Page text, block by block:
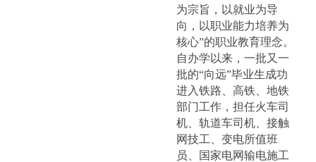
为宗旨，以就业为导
向，以职业能力培养为
核心”的职业教育理念。
自办学以来，一批又一
批的“向远”毕业生成功
进入铁路、高铁、地铁
部门工作，担任火车司
机、轨道车司机、接触
网技工、变电所值班
员、国家电网输电施工